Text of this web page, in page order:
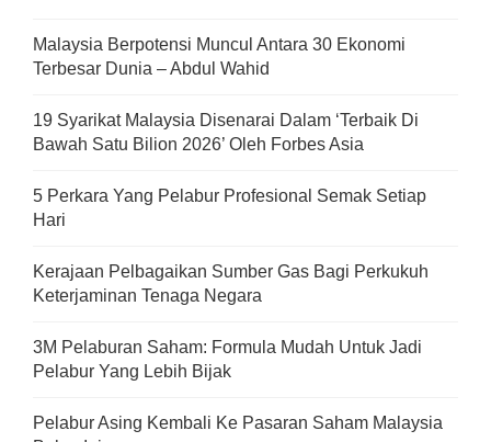
Malaysia Berpotensi Muncul Antara 30 Ekonomi
Terbesar Dunia – Abdul Wahid
19 Syarikat Malaysia Disenarai Dalam ‘Terbaik Di
Bawah Satu Bilion 2026’ Oleh Forbes Asia
5 Perkara Yang Pelabur Profesional Semak Setiap
Hari
Kerajaan Pelbagaikan Sumber Gas Bagi Perkukuh
Keterjaminan Tenaga Negara
3M Pelaburan Saham: Formula Mudah Untuk Jadi
Pelabur Yang Lebih Bijak
Pelabur Asing Kembali Ke Pasaran Saham Malaysia